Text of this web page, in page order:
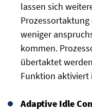
lassen sich
Prozessortaktung
weniger
kommen.
übertaktet
Funktion aktiviert
Adaptive Idle